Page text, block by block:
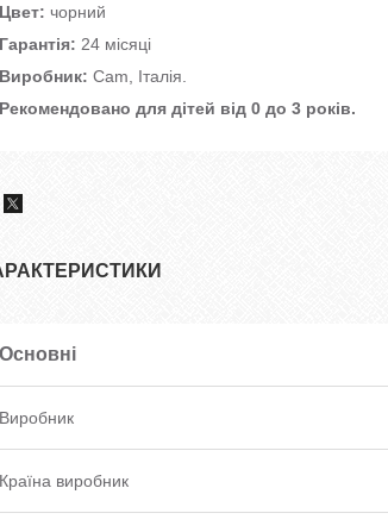
Цвет: чорний
Гарантія: 24 місяці
Виробник: Cam, Італія.
Рекомендовано для дітей від 0 до 3 років.
Основні
Виробник
Країна виробник